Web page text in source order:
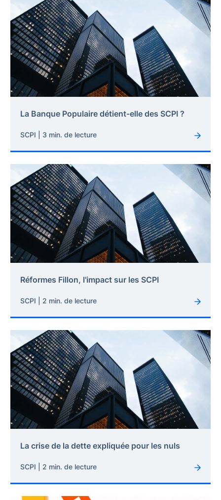
La Banque Populaire détient-elle des SCPI ?
SCPI | 3 min. de lecture
Réformes Fillon, l'impact sur les SCPI
SCPI | 2 min. de lecture
La crise de la dette expliquée pour les nuls
SCPI | 2 min. de lecture